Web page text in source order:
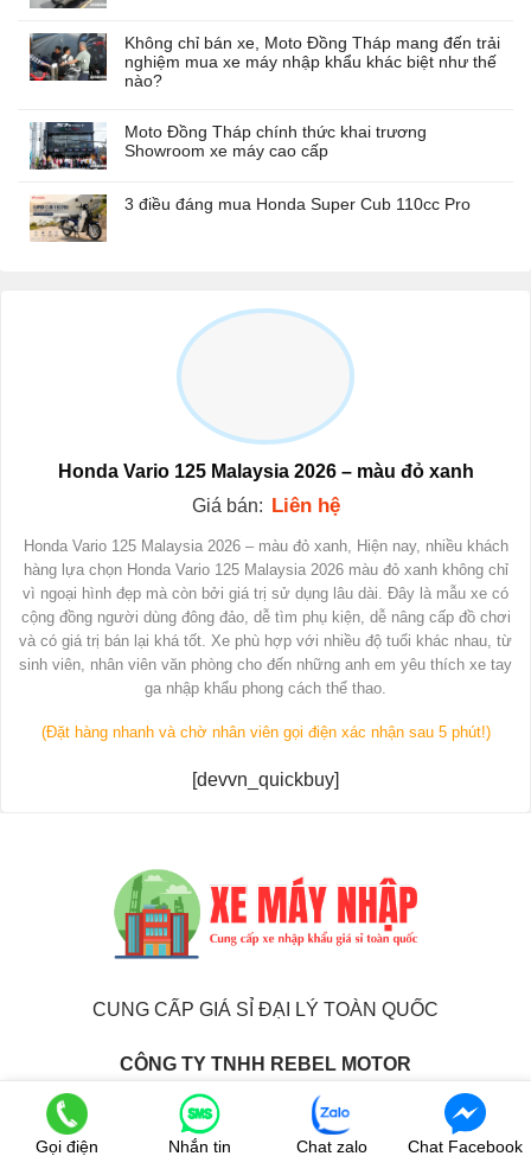
Không chỉ bán xe, Moto Đồng Tháp mang đến trải
nghiệm mua xe máy nhập khẩu khác biệt như thế
nào?
Moto Đồng Tháp chính thức khai trương
Showroom xe máy cao cấp
3 điều đáng mua Honda Super Cub 110cc Pro
Honda Vario 125 Malaysia 2026 – màu đỏ xanh
Giá bán: Liên hệ
Honda Vario 125 Malaysia 2026 – màu đỏ xanh, Hiện nay, nhiều khách
hàng lựa chọn Honda Vario 125 Malaysia 2026 màu đỏ xanh không chỉ
vì ngoại hình đẹp mà còn bởi giá trị sử dụng lâu dài. Đây là mẫu xe có
cộng đồng người dùng đông đảo, dễ tìm phụ kiện, dễ nâng cấp đồ chơi
và có giá trị bán lại khá tốt. Xe phù hợp với nhiều độ tuổi khác nhau, từ
sinh viên, nhân viên văn phòng cho đến những anh em yêu thích xe tay
ga nhập khẩu phong cách thể thao.
(Đặt hàng nhanh và chờ nhân viên gọi điện xác nhận sau 5 phút!)
[devvn_quickbuy]
CUNG CẤP GIÁ SỈ ĐẠI LÝ TOÀN QUỐC
CÔNG TY TNHH REBEL MOTOR
4382C1 Nguyễn Cửu Phú, Khu phố 4, Phường Tân Tạo A,
Quận Bình Tân
Gọi điện Nhắn tin Chat zalo Chat Facebook